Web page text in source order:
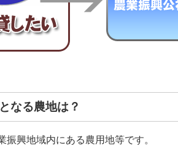
なる農地は？
振興地域内にある農用地等です。